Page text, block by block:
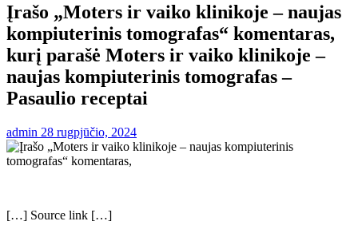
Įrašo „Moters ir vaiko klinikoje – naujas
kompiuterinis tomografas“ komentaras,
kurį parašė Moters ir vaiko klinikoje –
naujas kompiuterinis tomografas –
Pasaulio receptai
admin 28 rugpjūčio, 2024
[…] Source link […]